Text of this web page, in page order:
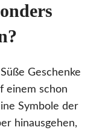
Geschenke
einem schon
Symbole der
hinausgehen,